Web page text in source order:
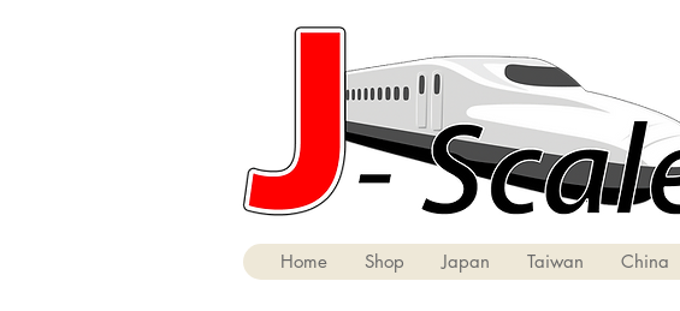
Home Shop Japan Taiwan China